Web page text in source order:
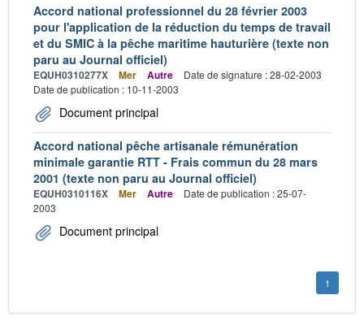
Accord national professionnel du 28 février 2003
pour l'application de la réduction du temps de travail
et du SMIC à la pêche maritime hauturière (texte non
paru au Journal officiel)
EQUH0310277X Mer Autre
Date de signature : 28-02-2003
Date de publication : 10-11-2003
Document principal
Accord national pêche artisanale rémunération
minimale garantie RTT - Frais commun du 28 mars
2001 (texte non paru au Journal officiel)
EQUH0310116X Mer Autre
Date de publication : 25-07-
2003
Document principal
1